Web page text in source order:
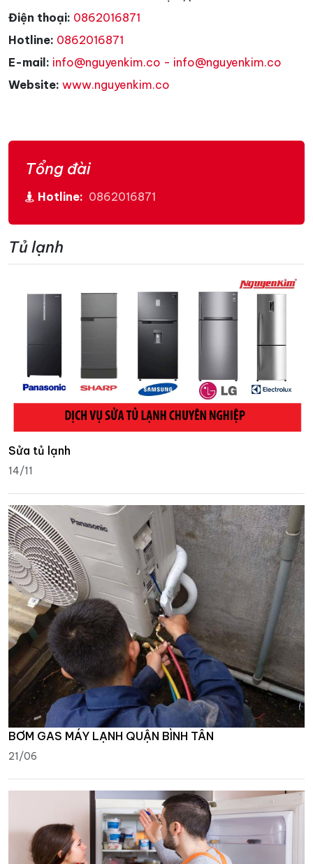
Điện thoại: 0862016871
Hotline: 0862016871
E-mail: info@nguyenkim.co - info@nguyenkim.co
Website: www.nguyenkim.co
Tổng đài
Hotline: 0862016871
Tủ lạnh
Sửa tủ lạnh
14/11
BƠM GAS MÁY LẠNH QUẬN BÌNH TÂN
21/06